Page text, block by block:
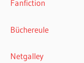
Fanfiction
Büchereule
Netgalley